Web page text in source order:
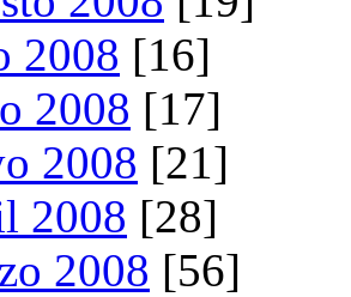
2008 [16]
2008 [17]
2008 [21]
2008 [28]
2008 [56]